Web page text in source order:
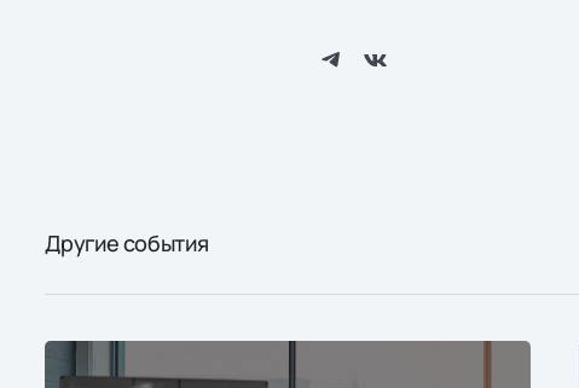
Другие события